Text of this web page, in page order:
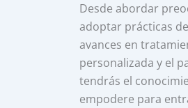
Desde abordar
adoptar prácticas
avances en
personalizada y el
tendrás el
empodere para